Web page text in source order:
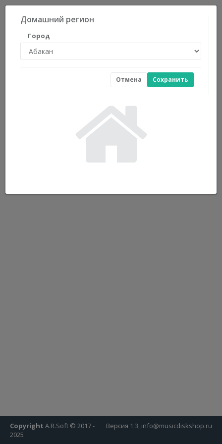
Домашний регион
Город
Сохранить
Отмена
Версия 1.3, info@musicdiskshop.ru
Copyright A.R.Soft © 2017 -
2025